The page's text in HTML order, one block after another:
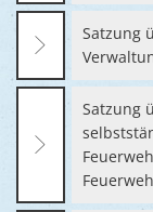
Satzung
Satzung